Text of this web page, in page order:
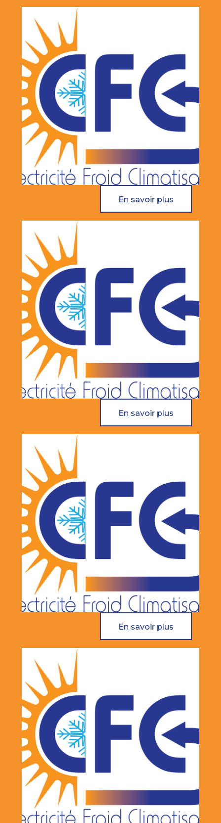
En savoir plus
En savoir plus
En savoir plus